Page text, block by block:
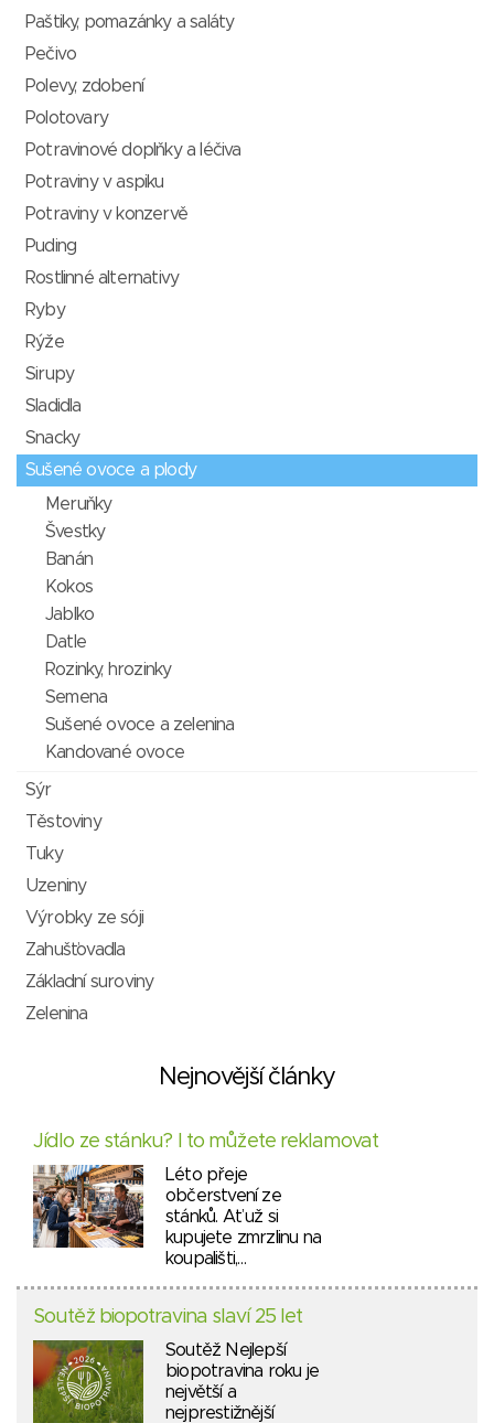
Paštiky, pomazánky a saláty
Pečivo
Polevy, zdobení
Polotovary
Potravinové doplňky a léčiva
Potraviny v aspiku
Potraviny v konzervě
Puding
Rostlinné alternativy
Ryby
Rýže
Sirupy
Sladidla
Snacky
Sušené ovoce a plody
Meruňky
Švestky
Banán
Kokos
Jablko
Datle
Rozinky, hrozinky
Semena
Sušené ovoce a zelenina
Kandované ovoce
Sýr
Těstoviny
Tuky
Uzeniny
Výrobky ze sóji
Zahušťovadla
Základní suroviny
Zelenina
Nejnovější články
Jídlo ze stánku? I to můžete reklamovat
Léto přeje
občerstvení ze
stánků. Ať už si
kupujete zmrzlinu na
koupališti,…
Soutěž biopotravina slaví 25 let
Soutěž Nejlepší
biopotravina roku je
největší a
nejprestižnější